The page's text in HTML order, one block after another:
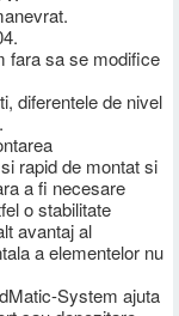
fara sa se modifice
diferentele de nivel
rapid de montat si
a fi necesare
o stabilitate
avantaj al
a elementelor nu
System ajuta